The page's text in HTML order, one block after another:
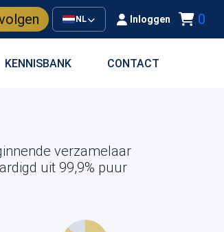
NL Inloggen 0
KENNISBANK CONTACT
verzamelaar
uit 99,9% puur